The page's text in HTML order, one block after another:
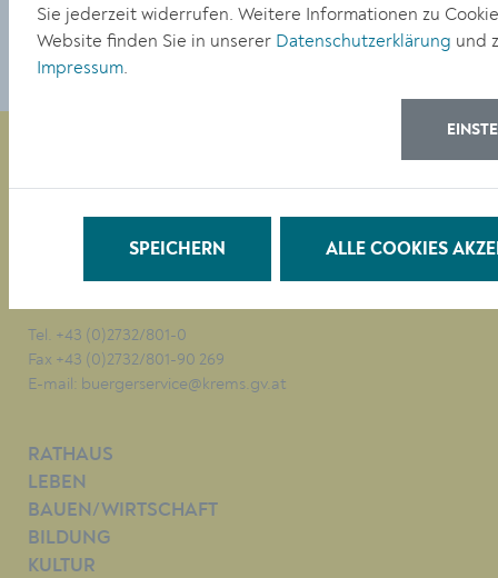
A-3500 Krems
Tel. +43 (0)2732/801-0
Fax +43 (0)2732/801-90 269
E-mail: buergerservice@krems.gv.at
RATHAUS
LEBEN
BAUEN/WIRTSCHAFT
BILDUNG
KULTUR
Sie jederzeit widerrufen. Weitere Informationen zu
Website finden Sie in unserer Datenschutzerklärung und
Impressum.
SPEICHERN ALLE COOKIES